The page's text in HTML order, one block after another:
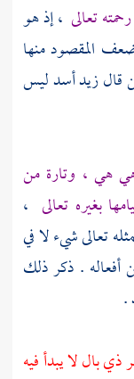
تعالى ، إذ هو
المقصود منها
قال زيد أسد ليس
هي ، وتارة من
بغيره تعالى ،
تعالى شيء لا في
. ذكر ذلك
.
ذي بال لا يبدأ فيه